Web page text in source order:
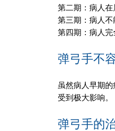
第二期：病人在
第三期：病人
第四期：病人完
弹弓手不
虽然病人早期
受到极大影响。
弹弓手的